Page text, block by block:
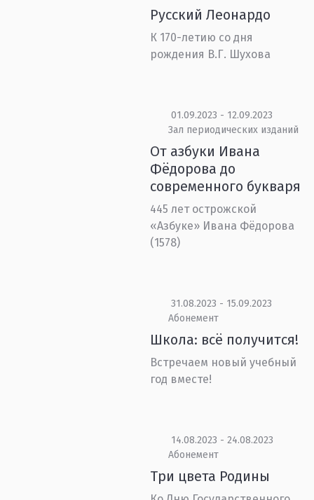
Русский Леонардо
К 170-летию со дня
рождения В.Г. Шухова
01.09.2023 - 12.09.2023
Зал периодических изданий
От азбуки Ивана
Фёдорова до
современного букваря
445 лет острожской
«Азбуке» Ивана Фёдорова
(1578)
31.08.2023 - 15.09.2023
Абонемент
Школа: всё получится!
Встречаем новый учебный
год вместе!
14.08.2023 - 24.08.2023
Абонемент
Три цвета Родины